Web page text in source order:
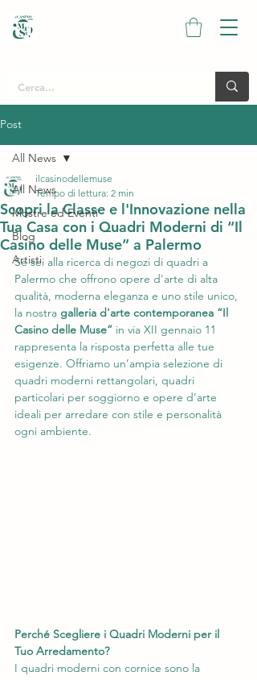
Post
All News
Mostre ed Eventi
Blog
Artisti
All News
Scopri la Classe e l'Innovazione nella
Tua Casa con i Quadri Moderni di “Il
Casino delle Muse” a Palermo
ilcasinodellemuse
Tempo di lettura: 2 min
Se sei alla ricerca di negozi di quadri a
Palermo che offrono opere d'arte di alta
qualità, moderna eleganza e uno stile unico,
la nostra galleria d'arte contemporanea “Il
Casino delle Muse” in via XII gennaio 11
rappresenta la risposta perfetta alle tue
esigenze. Offriamo un’ampia selezione di
quadri moderni rettangolari, quadri
particolari per soggiorno e opere d’arte
ideali per arredare con stile e personalità
ogni ambiente.
Perché Scegliere i Quadri Moderni per il
Tuo Arredamento?
I quadri moderni con cornice sono la